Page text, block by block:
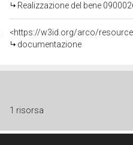
Realizzazione del bene
<https://w3id.org/arco/
documentazione
1 risorsa